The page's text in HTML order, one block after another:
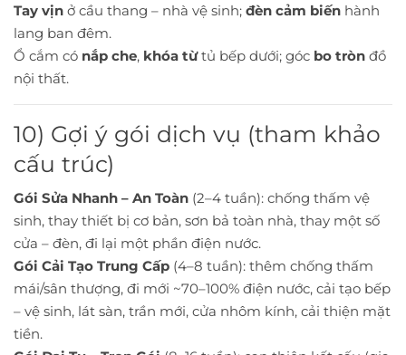
Tay vịn ở cầu thang – nhà vệ sinh; đèn cảm biến hành
lang ban đêm.
Ổ cắm có nắp che, khóa từtủ bếp dưới; góc bo tròn đồ
nội thất.
10) Gợi ý gói dịch vụ (tham khảo
cấu trúc)
Gói Sửa Nhanh – An Toàn (2–4 tuần): chống thấm vệ
sinh, thay thiết bị cơ bản, sơn bả toàn nhà, thay một số
cửa – đèn, đi lại một phần điện nước.
Gói Cải Tạo Trung Cấp (4–8 tuần): thêm chống thấm
mái/sân thượng, đi mới ~70–100% điện nước, cải tạo bếp
– vệ sinh, lát sàn, trần mới, cửa nhôm kính, cải thiện mặt
tiền.